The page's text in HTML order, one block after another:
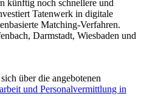
künftig noch schnellere und
Tatenwerk in digitale
Matching-Verfahren.
Darmstadt, Wiesbaden und
über die angebotenen
und Personalvermittlung in